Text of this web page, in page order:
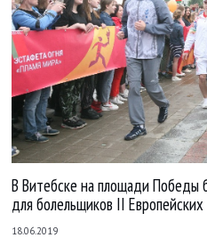
В Витебске на площади Победы
для болельщиков II Европейских
18.06.2019